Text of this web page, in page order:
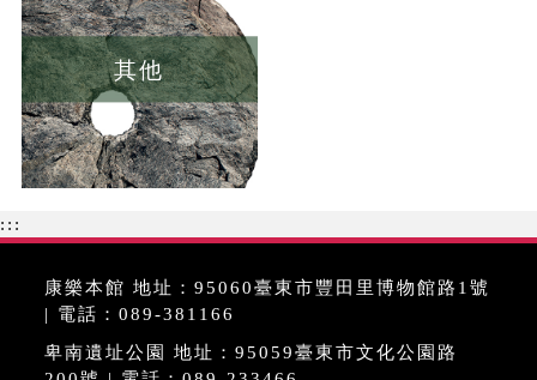
其他
:::
康樂本館 地址：95060臺東市豐田里博物館路1號
| 電話：089-381166
卑南遺址公園 地址：95059臺東市文化公園路